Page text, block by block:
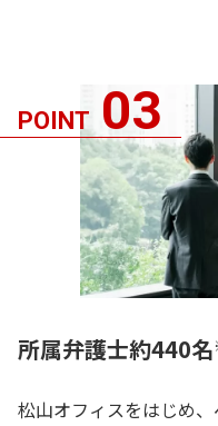
POINT 03
所属弁護士約440名
松山オフィスをはじめ